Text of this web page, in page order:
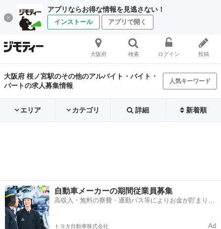
アプリならお得な情報を見逃さない！
インストール アプリで開く
大阪府 検索 ログイン 投稿
大阪府 桜ノ宮駅のその他のアルバイト・バイト・
パートの求人募集情報
人気キーワード
エリア カテゴリ 詳細 新着順
自動車メーカーの期間従業員募集
高収入・無料の寮費・通勤バス等によりお金が貯まりや
トヨタ自動車株式会社 Ad